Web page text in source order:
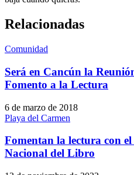
Relacionadas
Comunidad
Será en Cancún la
Fomento a la Lectura
6 de marzo de 2018
Playa del Carmen
Fomentan la lectura con
Nacional del Libro